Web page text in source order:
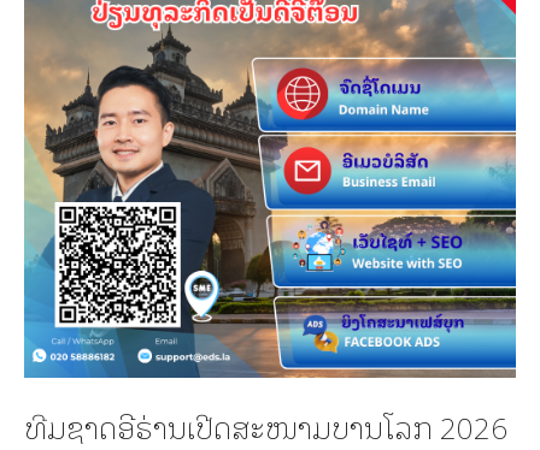
ທີມຊາດອີຣ່ານເປີດສະໜາມບານໂລກ 2026